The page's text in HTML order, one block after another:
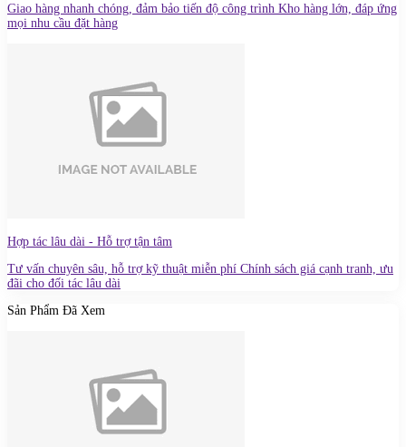
Giao hàng nhanh chóng, đảm bảo tiến độ công trình Kho hàng lớn, đáp ứng
mọi nhu cầu đặt hàng
Hợp tác lâu dài - Hỗ trợ tận tâm
Tư vấn chuyên sâu, hỗ trợ kỹ thuật miễn phí Chính sách giá cạnh tranh, ưu
đãi cho đối tác lâu dài
Sản Phẩm Đã Xem